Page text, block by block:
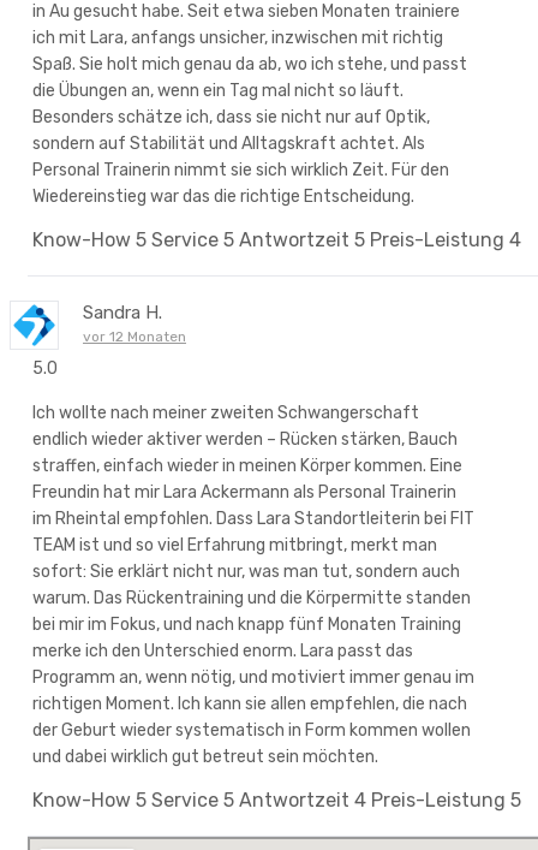
in Au gesucht habe. Seit etwa sieben Monaten trainiere
ich mit Lara, anfangs unsicher, inzwischen mit richtig
Spaß. Sie holt mich genau da ab, wo ich stehe, und passt
die Übungen an, wenn ein Tag mal nicht so läuft.
Besonders schätze ich, dass sie nicht nur auf Optik,
sondern auf Stabilität und Alltagskraft achtet. Als
Personal Trainerin nimmt sie sich wirklich Zeit. Für den
Wiedereinstieg war das die richtige Entscheidung.
Know-How 5 Service 5 Antwortzeit 5 Preis-Leistung 4
Sandra H.
vor 12 Monaten
5.0
Ich wollte nach meiner zweiten Schwangerschaft
endlich wieder aktiver werden – Rücken stärken, Bauch
straffen, einfach wieder in meinen Körper kommen. Eine
Freundin hat mir Lara Ackermann als Personal Trainerin
im Rheintal empfohlen. Dass Lara Standortleiterin bei FIT
TEAM ist und so viel Erfahrung mitbringt, merkt man
sofort: Sie erklärt nicht nur, was man tut, sondern auch
warum. Das Rückentraining und die Körpermitte standen
bei mir im Fokus, und nach knapp fünf Monaten Training
merke ich den Unterschied enorm. Lara passt das
Programm an, wenn nötig, und motiviert immer genau im
richtigen Moment. Ich kann sie allen empfehlen, die nach
der Geburt wieder systematisch in Form kommen wollen
und dabei wirklich gut betreut sein möchten.
Know-How 5 Service 5 Antwortzeit 4 Preis-Leistung 5